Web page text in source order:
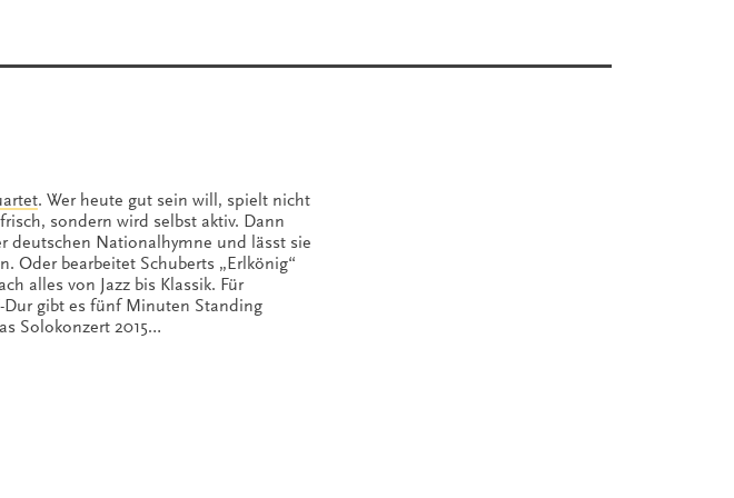
. Wer heute gut sein will, spielt nicht
sondern wird selbst aktiv. Dann
deutschen Nationalhymne und lässt sie
Oder bearbeitet Schuberts „Erlkönig“
alles von Jazz bis Klassik. Für
Dur gibt es fünf Minuten Standing
Solokonzert 2015…